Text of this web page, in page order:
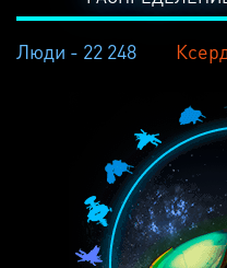
Люди - 22 248